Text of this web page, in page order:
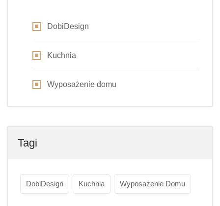
DobiDesign
Kuchnia
Wyposażenie domu
Tagi
DobiDesign Kuchnia Wyposażenie Domu